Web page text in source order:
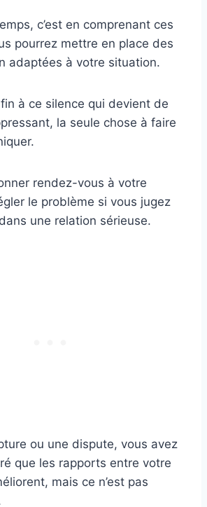
c’est en comprenant ces
pourrez mettre en place des
adaptées à votre situation.
à ce silence qui devient de
la seule chose à faire
rendez-vous à votre
le problème si vous jugez
une relation sérieuse.
ou une dispute, vous avez
que les rapports entre votre
mais ce n’est pas